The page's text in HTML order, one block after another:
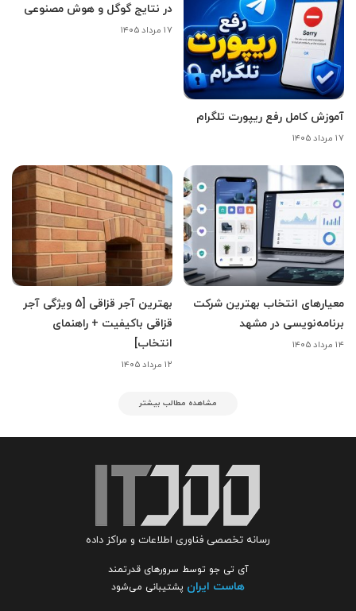
آموزش کامل رفع ریپورت تلگرام
۱۷ مرداد ۱۴۰۵
در نتایج گوگل و هوش مصنوعی
۱۷ مرداد ۱۴۰۵
معیارهای انتخاب بهترین شرکت
برنامه‌نویسی در مشهد
۱۴ مرداد ۱۴۰۵
بهترین آجر قزاقی [5 ویژگی آجر
قزاقی باکیفیت + راهنمای
انتخاب]
۱۲ مرداد ۱۴۰۵
مشاهده مطالب بیشتر
رسانه تخصصی فناوری اطلاعات و مراکز داده
آی تی جو توسط سرورهای قدرتمند
هاست ایران پشتیبانی می‌شود